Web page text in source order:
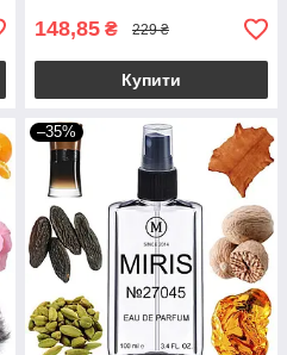
148,85 ₴ 229 ₴
Купити
–35%